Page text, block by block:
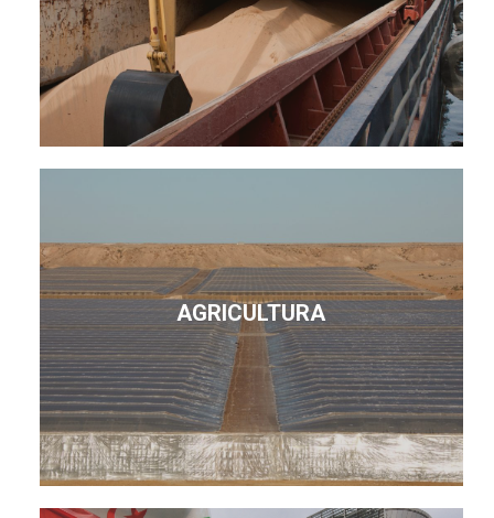
AGRICULTURA